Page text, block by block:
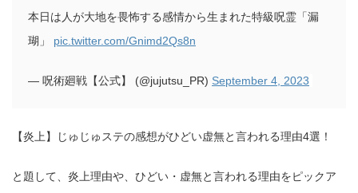
本日は人が大地を畏怖する感情から生まれた特級呪霊「漏
瑚」 pic.twitter.com/Gnimd2Qs8n
— 呪術廻戦【公式】 (@jujutsu_PR) September 4, 2023
【炎上】じゅじゅステの感想がひどい虚無と言われる理由4選！
と題して、炎上理由や、ひどい・虚無と言われる理由をピックア